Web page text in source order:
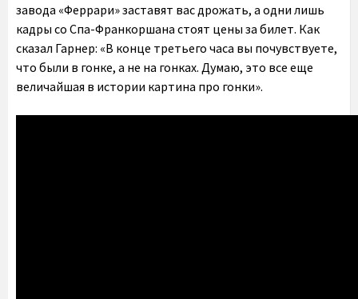
завода «Феррари» заставят вас дрожать, а одни лишь
кадры со Спа-Франкоршана стоят цены за билет. Как
сказал Гарнер: «В конце третьего часа вы почувствуете,
что были в гонке, а не на гонках. Думаю, это все еще
величайшая в истории картина про гонки».